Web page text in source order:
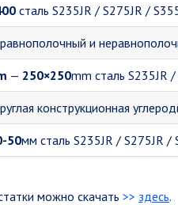
сталь S235JR / S275JR /
и
— 250×250mm сталь S235JR /
конструкционная
50мм сталь S235JR / S275JR /
можно скачать >> здесь.